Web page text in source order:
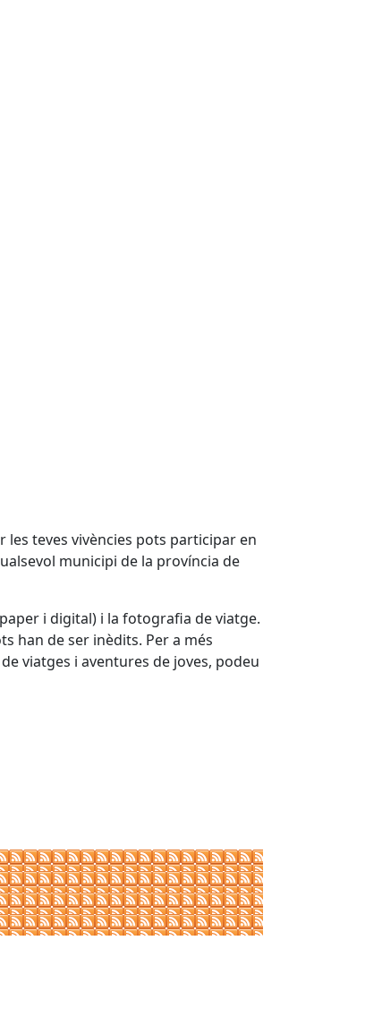
teves vivències pots participar en
municipi de la província de
i digital) i la fotografia de viatge.
han de ser inèdits. Per a més
viatges i aventures de joves, podeu